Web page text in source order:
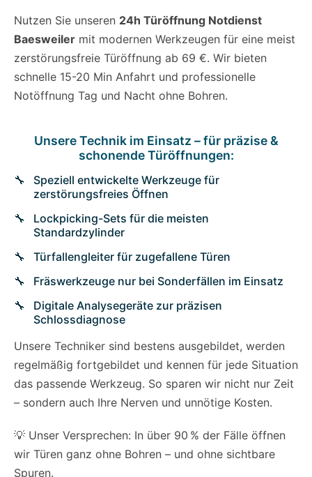
Nutzen Sie unseren 24h Türöffnung Notdienst
Baesweiler mit modernen Werkzeugen für eine meist
zerstörungsfreie Türöffnung ab 69 €. Wir bieten
schnelle 15-20 Min Anfahrt und professionelle
Notöffnung Tag und Nacht ohne Bohren.
Unsere Technik im Einsatz – für präzise &
schonende Türöffnungen:
Speziell entwickelte Werkzeuge für
zerstörungsfreies Öffnen
Lockpicking-Sets für die meisten
Standardzylinder
Türfallengleiter für zugefallene Türen
Fräswerkzeuge nur bei Sonderfällen im Einsatz
Digitale Analysegeräte zur präzisen
Schlossdiagnose
Unsere Techniker sind bestens ausgebildet, werden
regelmäßig fortgebildet und kennen für jede Situation
das passende Werkzeug. So sparen wir nicht nur Zeit
– sondern auch Ihre Nerven und unnötige Kosten.
💡 Unser Versprechen: In über 90 % der Fälle öffnen
wir Türen ganz ohne Bohren – und ohne sichtbare
Spuren.